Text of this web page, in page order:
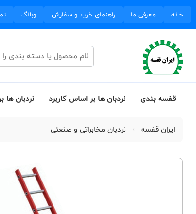
خانه معرفی ما راهنمای خرید و سفارش وبلاگ
قفسه بندی نردبان ها بر اساس کاربرد نردبان ها
ایران قفسه نردبان مخابراتی و صنعتی